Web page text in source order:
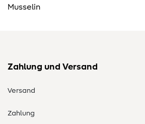
Musselin
Zahlung und Versand
Versand
Zahlung